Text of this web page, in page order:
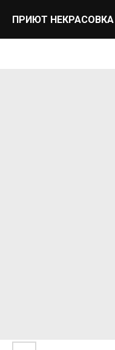
ПРИЮТ НЕКРАСОВКА